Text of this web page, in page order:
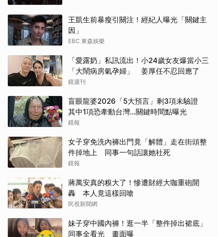
王凱生前暴瘦引關注！經紀人曝光「關鍵主
因」
EBC 東森娛樂
「愛露奶」私訊流出！小24歲女友爆當小三
「大鬧病房氣孕婦」 姜厚任不忍回應了
鏡週刊
盲眼龍婆2026「5大預言」剩3項未驗證
其中1項恐牽動台灣...關鍵時間點曝光
鏡報
女子穿免洗內褲出門竟「解體」走在街頭整
件掉地上 同事一句話讓她社死
鏡報
蔣萬安真的糗大了！慘遭財經大咖重砲開
轟 本人竟這樣回嗆
民視新聞網
妹子穿中國內褲！逛一半「整件掉出裙底」
同事全看光 畫面曝